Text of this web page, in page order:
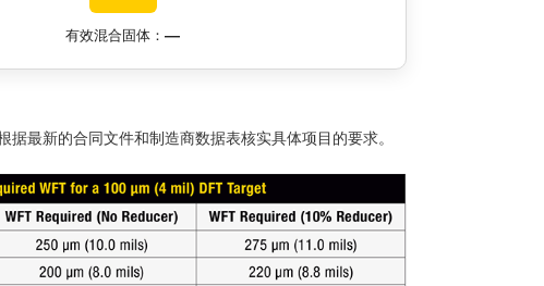
有效混合固体： —
最新的合同文件和制造商数据表核实具体项目的要求。